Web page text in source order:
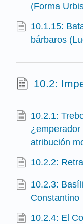
(Forma
10.1.15:
bárbaros
10.2:
10.2.1:
atribución
10.2.2:
10.2.3:
Constantino
10.2.4: El